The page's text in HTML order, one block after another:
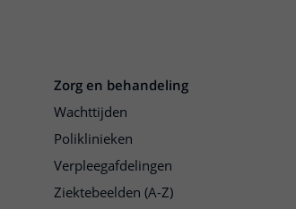
Zorg en behandeling
Wachttijden
Poliklinieken
Verpleegafdelingen
Ziektebeelden (A-Z)